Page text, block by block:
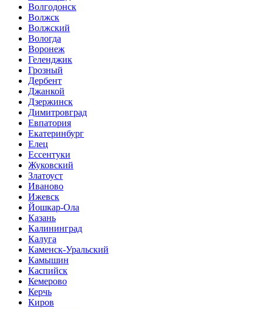
Волгодонск
Волжск
Волжский
Вологда
Воронеж
Геленджик
Грозный
Дербент
Джанкой
Дзержинск
Димитровград
Евпатория
Екатеринбург
Елец
Ессентуки
Жуковский
Златоуст
Иваново
Ижевск
Йошкар-Ола
Казань
Калининград
Калуга
Каменск-Уральский
Камышин
Каспийск
Кемерово
Керчь
Киров